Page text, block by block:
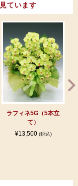
ています
ラフィネ5G（5本立
て）
¥13,500 (税込)